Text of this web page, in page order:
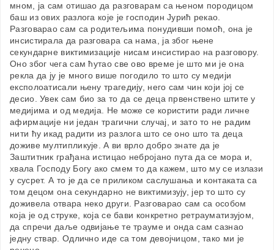
мном, ја сам отишао да разговарам са њеном породицом
баш из ових разлога које је господин Јурић рекао.
Разговарао сам са родитељима понудивши помоћ, она је
инсистирала да разговара са нама, ја због њене
секундарне виктимизације нисам инсистирао на разговору.
Оно због чега сам ћутао све ово време је што ми је она
рекла да ју је много више погодило то што су медији
експолоатисали њену трагедију, него сам чин који јој се
десио. Увек сам био за то да се деца првенствено штите у
медијима и од медија. Не може се користити ради личне
афирмације ни један трагични случај, и зато то не радим
нити ћу икад радити из разлога што се оно што та деца
доживе мултипликује. А ви врло добро знате да је
Заштитник грађана истицао небројано пута да се мора и,
хвала Господу Богу ако смем то да кажем, што му се излази
у сусрет. А то је да се приликом саслушања и контаката са
том децом она секундарно не виктимизују, јер то што су
доживела отвара неко други. Разговарао сам са особом
која је од струке, која се бави конкретно ретрауматизујом,
да спречи даље одвијање те трауме и онда сам сазнао
једну ствар. Одлично иде са том девојчицом, тако ми је